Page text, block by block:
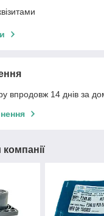
впродовж 14 днів за
компанії